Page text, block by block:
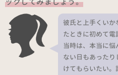
彼氏と上手くいか
たときに初めて電
当時は、本当に
ない日もあった
けてもらいたい。